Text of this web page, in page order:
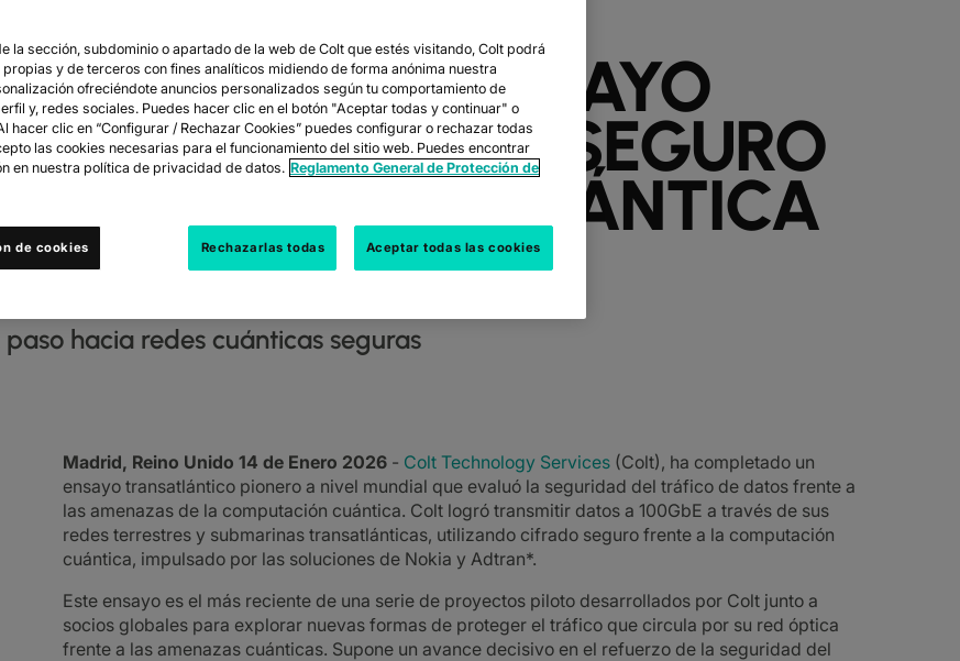
EL PRIMER ENSAYO
DE CIFRADO SEGURO
CUÁNTICA
hacia redes cuánticas seguras
Madrid, Reino Unido 14 de Enero 2026 - Colt Technology Services (Colt), ha completado un
ensayo transatlántico pionero a nivel mundial que evaluó la seguridad del tráfico de datos frente a
las amenazas de la computación cuántica. Colt logró transmitir datos a 100GbE a través de sus
redes terrestres y submarinas transatlánticas, utilizando cifrado seguro frente a la computación
cuántica, impulsado por las soluciones de Nokia y Adtran*.
Este ensayo es el más reciente de una serie de proyectos piloto desarrollados por Colt junto a
socios globales para explorar nuevas formas de proteger el tráfico que circula por su red óptica
frente a las amenazas cuánticas. Supone un avance decisivo en el refuerzo de la seguridad del
la sección, subdominio o apartado de la web de Colt que estés visitando, Colt podrá
y de terceros con fines analíticos midiendo de forma anónima nuestra
ofreciéndote anuncios personalizados según tu comportamiento de
y, redes sociales. Puedes hacer clic en el botón "Aceptar todas y continuar" o
hacer clic en “Configurar / Rechazar Cookies” puedes configurar o rechazar todas
las cookies necesarias para el funcionamiento del sitio web. Puedes encontrar
en nuestra política de privacidad de datos. Reglamento General de Protección de
de cookies Rechazarlas todas Aceptar todas las cookies